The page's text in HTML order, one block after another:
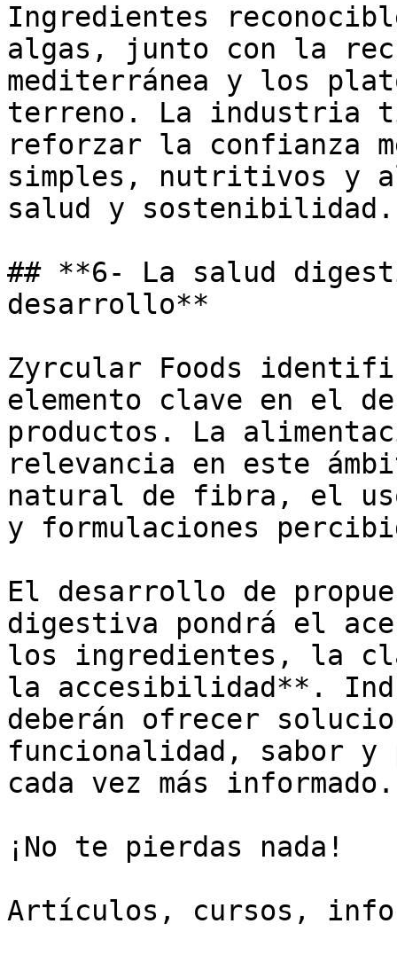
Ingredientes
algas, junto con la
mediterránea y los
terreno. La industria
reforzar la confianza
simples, nutritivos y
salud y sostenibilidad.
## **6- La salud
desarrollo**
Zyrcular Foods
elemento clave en el
productos. La
relevancia en este
natural de fibra, el
y formulaciones
El desarrollo de
digestiva pondrá el
los ingredientes, la
la accesibilidad**.
deberán ofrecer
funcionalidad, sabor y
cada vez más informado.
¡No te pierdas nada!
Artículos, cursos,